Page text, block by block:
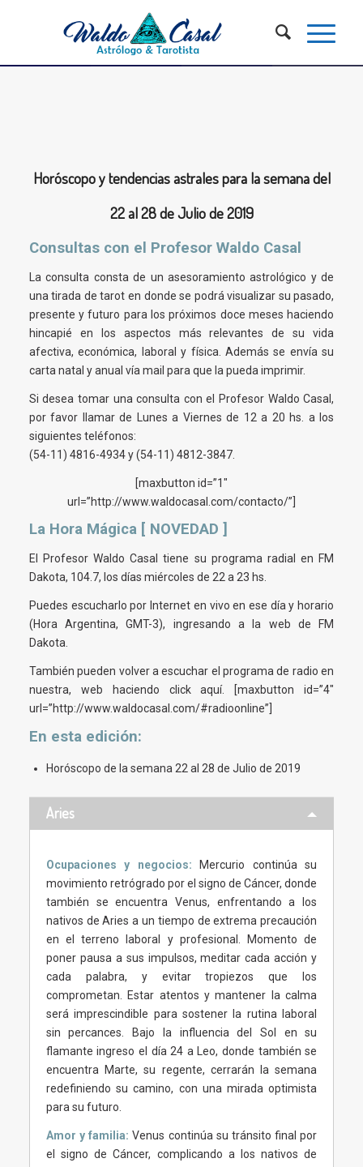
Horóscopo y tendencias astrales para la semana del
22 al 28 de Julio de 2019
Consultas con el Profesor Waldo Casal
La consulta consta de un asesoramiento astrológico y de
una tirada de tarot en donde se podrá visualizar su pasado,
presente y futuro para los próximos doce meses haciendo
hincapié en los aspectos más relevantes de su vida
afectiva, económica, laboral y física. Además se envía su
carta natal y anual vía mail para que la pueda imprimir.
Si desea tomar una consulta con el Profesor Waldo Casal,
por favor llamar de Lunes a Viernes de 12 a 20 hs. a los
siguientes teléfonos:
(54-11) 4816-4934 y (54-11) 4812-3847.
[maxbutton id=”1″
url=”http://www.waldocasal.com/contacto/”]
La Hora Mágica [ NOVEDAD ]
El Profesor Waldo Casal tiene su programa radial en FM
Dakota, 104.7, los días miércoles de 22 a 23 hs.
Puedes escucharlo por Internet en vivo en ese día y horario
(Hora Argentina, GMT-3), ingresando a la web de FM
Dakota.
También pueden volver a escuchar el programa de radio en
nuestra, web haciendo click aquí. [maxbutton id=”4″
url=”http://www.waldocasal.com/#radioonline”]
En esta edición:
Horóscopo de la semana 22 al 28 de Julio de 2019
Aries
Ocupaciones y negocios: Mercurio continúa su
movimiento retrógrado por el signo de Cáncer, donde
también se encuentra Venus, enfrentando a los
nativos de Aries a un tiempo de extrema precaución
en el terreno laboral y profesional. Momento de
poner pausa a sus impulsos, meditar cada acción y
cada palabra, y evitar tropiezos que los
comprometan. Estar atentos y mantener la calma
será imprescindible para sostener la rutina laboral
sin percances. Bajo la influencia del Sol en su
flamante ingreso el día 24 a Leo, donde también se
encuentra Marte, su regente, cerrarán la semana
redefiniendo su camino, con una mirada optimista
para su futuro.
Amor y familia:Venus continúa su tránsito final por
el signo de Cáncer, complicando a los nativos de